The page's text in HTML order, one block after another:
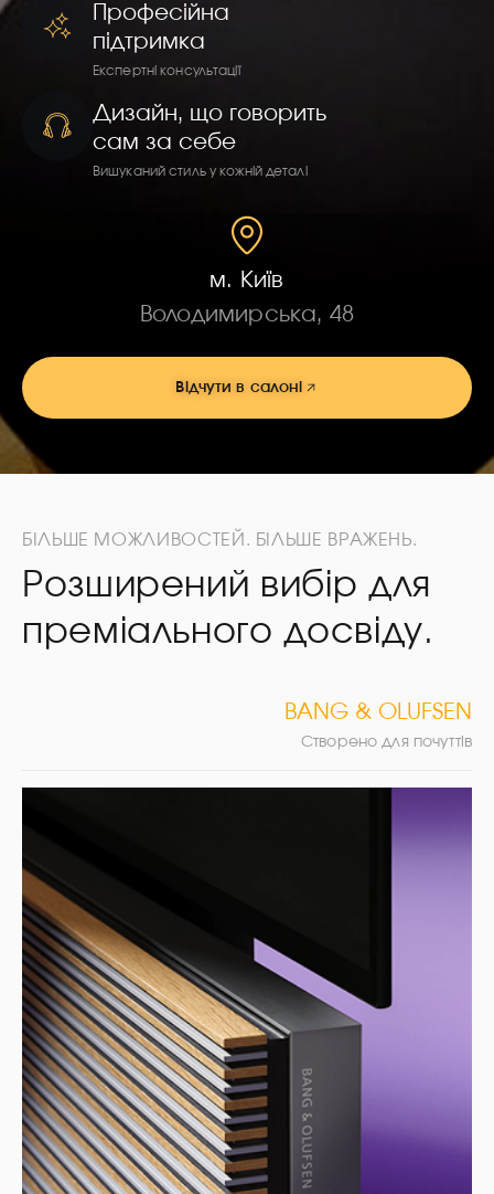
Професійна
підтримка
Експертні консультації
Дизайн, що говорить
сам за себе
Вишуканий стиль у кожній деталі
м. Київ
Володимирська, 48
Відчути в салоні
БІЛЬШЕ МОЖЛИВОСТЕЙ. БІЛЬШЕ ВРАЖЕНЬ.
Розширений вибір для
преміального досвіду.
BANG & OLUFSEN
Створено для почуттів